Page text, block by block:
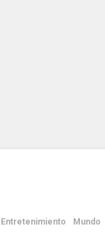
Entretenimiento
Mundo